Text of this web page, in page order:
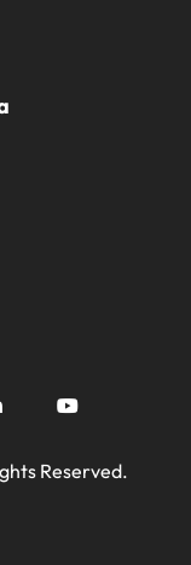
Reserved.